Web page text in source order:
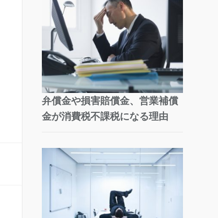
弁償金や損害賠償金、営業補償
金が消費税不課税になる理由